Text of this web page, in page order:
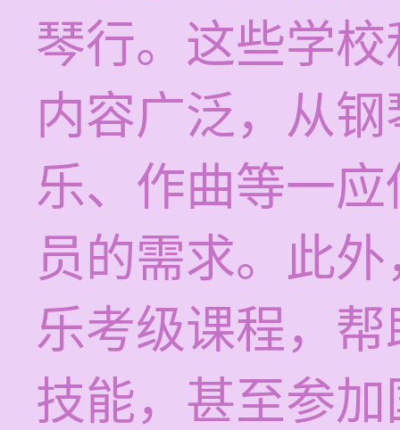
琴行。这些学
内容广泛，从
乐、作曲等一
员的需求。此
乐考级课程，
技能，甚至参